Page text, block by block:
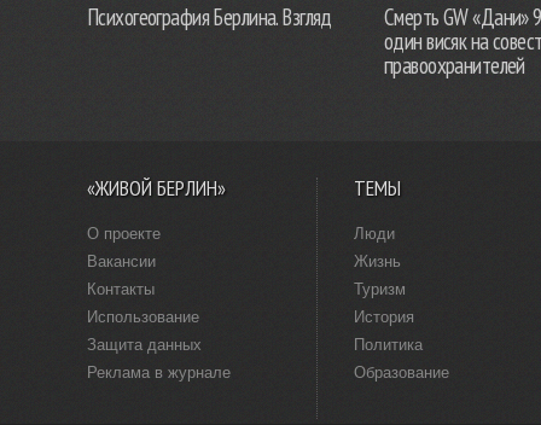
Психогеография Берлина. Взгляд
Смерть GW «Дани»
один висяк на
правоохранителей
«ЖИВОЙ БЕРЛИН»
О проекте
Вакансии
Контакты
Использование
Защита данных
Реклама в журнале
ТЕМЫ
Люди
Жизнь
Туризм
История
Политика
Образование